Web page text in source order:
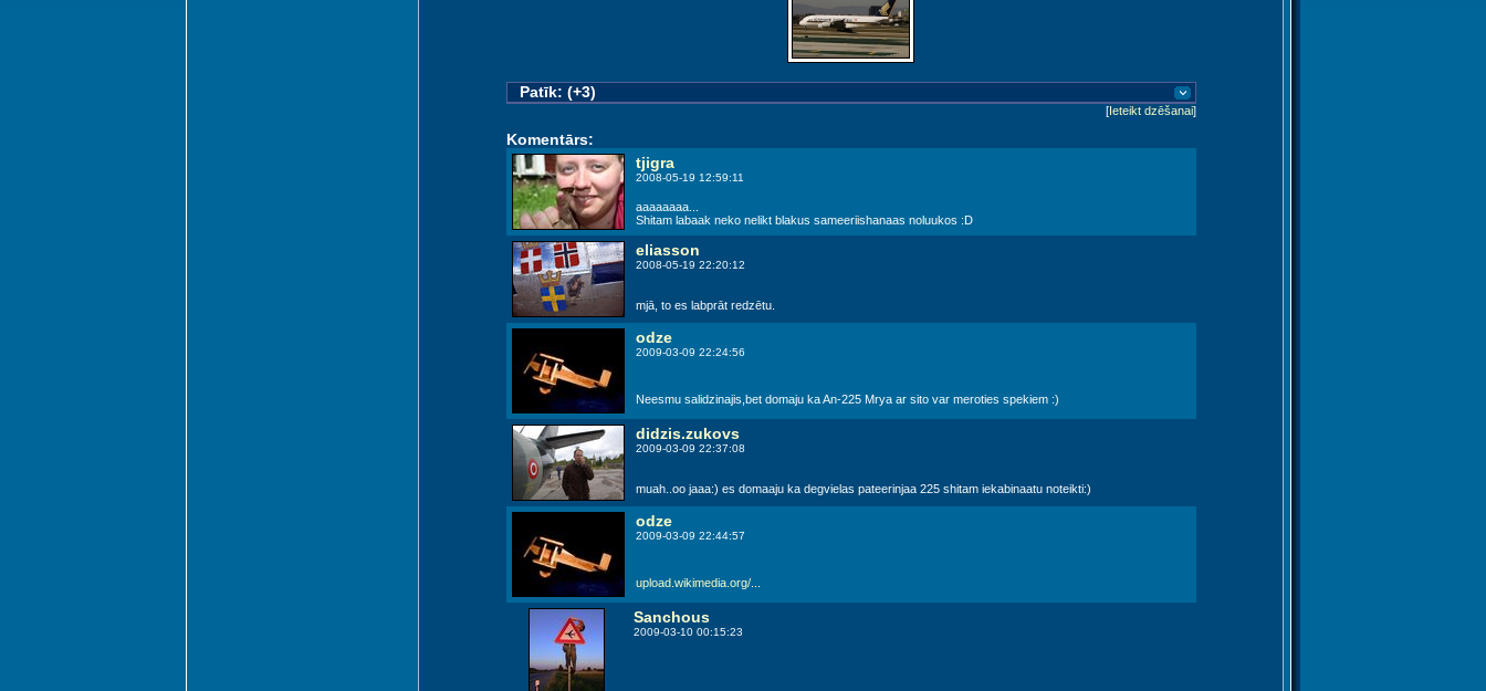
Patīk: (+3)
[Ieteikt dzēšanai]
Komentārs:
tjigra
2008-05-19 12:59:11
aaaaaaaa...
Shitam labaak neko nelikt blakus sameeriishanaas noluukos :D
eliasson
2008-05-19 22:20:12
mjā, to es labprāt redzētu.
odze
2009-03-09 22:24:56
Neesmu salidzinajis,bet domaju ka An-225 Mrya ar sito var meroties spekiem :)
didzis.zukovs
2009-03-09 22:37:08
muah..oo jaaa:) es domaaju ka degvielas pateerinjaa 225 shitam iekabinaatu noteikti:)
odze
2009-03-09 22:44:57
upload.wikimedia.org/...
Sanchous
2009-03-10 00:15:23